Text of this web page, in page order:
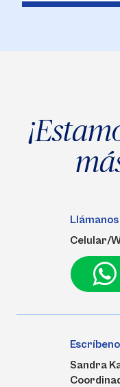
Llámanos
Celular/
Sandra